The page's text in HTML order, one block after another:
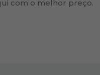
com o melhor preço.